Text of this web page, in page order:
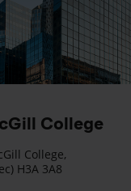
College
College,
H3A 3A8